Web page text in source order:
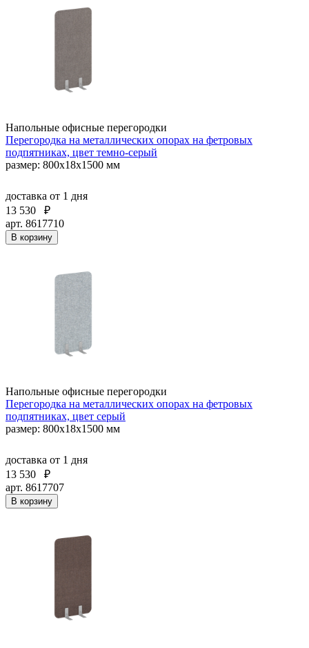
Напольные офисные перегородки
Перегородка на металлических опорах на фетровых
подпятниках, цвет темно-серый
размер: 800x18x1500 мм
доставка от 1 дня
13 530
₽
арт. 8617710
В корзину
Напольные офисные перегородки
Перегородка на металлических опорах на фетровых
подпятниках, цвет серый
размер: 800x18x1500 мм
доставка от 1 дня
13 530
₽
арт. 8617707
В корзину